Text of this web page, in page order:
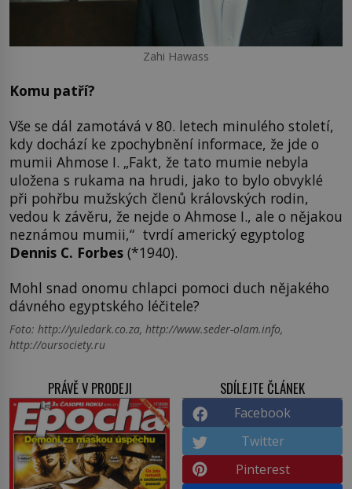
Zahi Hawass
Komu patří?
Vše se dál zamotává v 80. letech minulého století,
kdy dochází ke zpochybnění informace, že jde o
mumii Ahmose I. „Fakt, že tato mumie nebyla
uložena s rukama na hrudi, jako to bylo obvyklé
při pohřbu mužských členů královských rodin,
vedou k závěru, že nejde o Ahmose I., ale o nějakou
neznámou mumii,“ tvrdí americký egyptolog
Dennis C. Forbes (*1940).
Mohl snad onomu chlapci pomoci duch nějakého
dávného egyptského léčitele?
Foto: http://yuledark.co.za, http://www.seder-olam.info,
http://oursociety.ru
PRÁVĚ V PRODEJI SDÍLEJTE ČLÁNEK
Facebook
Twitter
Pinterest